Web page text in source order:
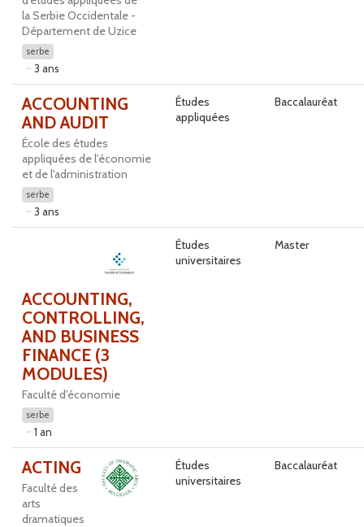
la Serbie Occidentale -
Département de Uzice
serbe
3 ans
ACCOUNTING
AND AUDIT
École des études
appliquées de l'économie
et de l'administration
serbe
3 ans
Études
appliquées
Baccalauréat
ACCOUNTING,
CONTROLLING,
AND BUSINESS
FINANCE (3
MODULES)
Faculté d'économie
serbe
1 an
Études
universitaires
Master
ACTING
Faculté des
arts
dramatiques
Études
universitaires
Baccalauréat